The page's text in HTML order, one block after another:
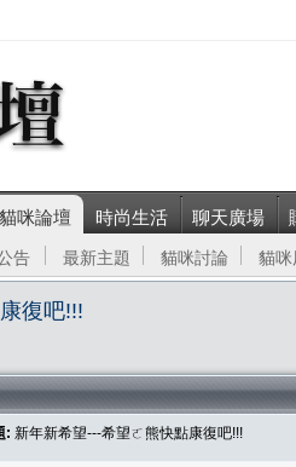
貓咪論壇 時尚生活 聊天廣場
告 最新主題 貓咪討論 貓咪
復吧!!!
: 新年新希望---希望ㄛ熊快點康復吧!!!